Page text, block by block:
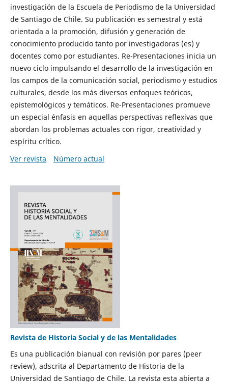
investigación de la Escuela de Periodismo de la Universidad
de Santiago de Chile. Su publicación es semestral y está
orientada a la promoción, difusión y generación de
conocimiento producido tanto por investigadoras (es) y
docentes como por estudiantes. Re-Presentaciones inicia un
nuevo ciclo impulsando el desarrollo de la investigación en
los campos de la comunicación social, periodismo y estudios
culturales, desde los más diversos enfoques teóricos,
epistemológicos y temáticos. Re-Presentaciones promueve
un especial énfasis en aquellas perspectivas reflexivas que
abordan los problemas actuales con rigor, creatividad y
espíritu crítico.
Ver revista
Número actual
Revista de Historia Social y de las Mentalidades
Es una publicación bianual con revisión por pares (peer
review), adscrita al Departamento de Historia de la
Universidad de Santiago de Chile. La revista esta abierta a